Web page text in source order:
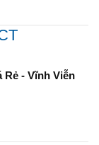
Rẻ - Vĩnh Viễn